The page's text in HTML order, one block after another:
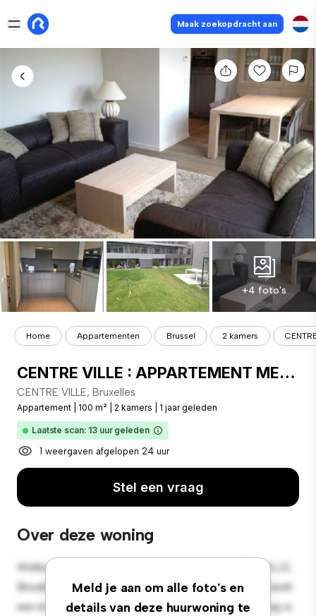
Maak zoekopdracht aan
+4 foto's
Home Appartementen Brussel 2 kamers
CENTRE VILLE : APPARTEMENT MEUBLE 2 CHAMBRES + TERRASSE + PARKING - Bruxelles 1
CENTRE VILLE, Bruxelles
Appartement 100 m² 2 kamers 1 jaar geleden
Laatste scan: 13 uur geleden
1 weergaven afgelopen 24 uur
Stel een vraag
Over deze woning
Meld je aan om alle foto's en
details van deze huurwoning te
Welkom bij je nieuwe toevluchtsoord in CENTRE VILLE,
Bruxelles! Dit moderne 2-slaapkamerappartement biedt
een stijlvolle en gezellige leefruimte. De open indeling is